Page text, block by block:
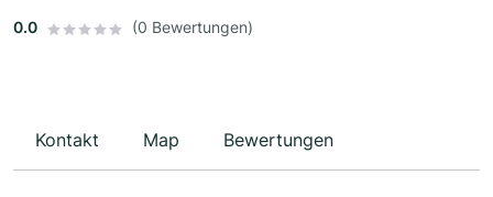
0.0 (0 Bewertungen)
Kontakt Map Bewertungen